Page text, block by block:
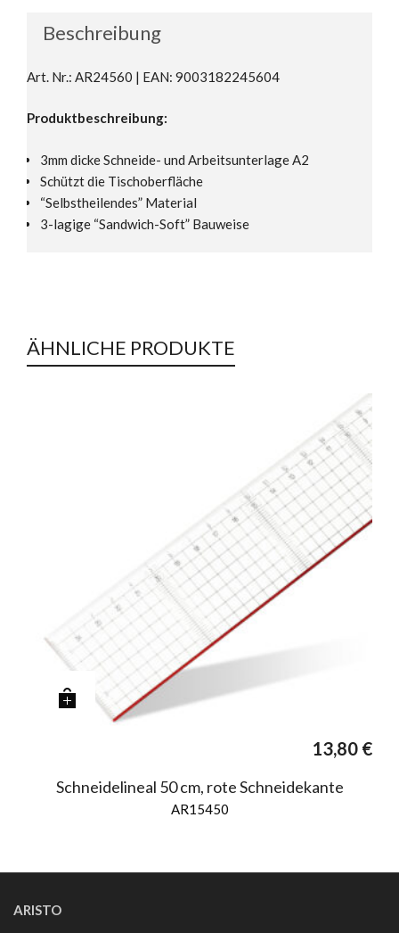
Beschreibung
Art. Nr.: AR24560 | EAN: 9003182245604
Produktbeschreibung:
3mm dicke Schneide- und Arbeitsunterlage A2
Schützt die Tischoberfläche
“Selbstheilendes” Material
3-lagige “Sandwich-Soft” Bauweise
ÄHNLICHE PRODUKTE
13,80 €
Schneidelineal 50 cm, rote Schneidekante
AR15450
ARISTO